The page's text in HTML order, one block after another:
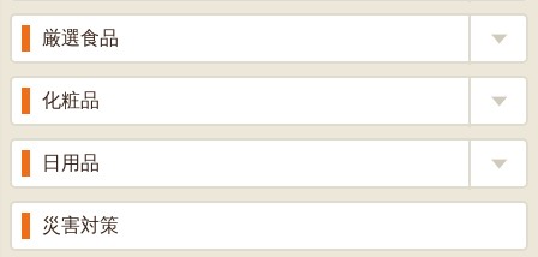
梅酢
解熱鎮痛剤
滋養強壮
消炎鎮痛剤
乳酸菌
ローヤルゼリー
牡蠣エキス
プラセンタ
健康茶
漢方茶
青汁・豆乳
甘酒
健康ドリンク
厳選食品
もち麦・十六穀米
生姜
丼の素
のど飴
化粧品
美容品
スキンクリーム＆美容パック
ウオッシュ＆ソープ
日用品
入浴剤
災害対策